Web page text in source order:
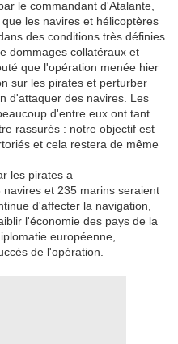
le commandant d'Atalante,
les navires et hélicoptères
des conditions très définies
dommages collatéraux et
que l'opération menée hier
sur les pirates et perturber
d'attaquer des navires. Les
d'entre eux ont tant
rassurés : notre objectif est
et cela restera de même
les pirates a
et 235 marins seraient
d'affecter la navigation,
l'économie des pays de la
européenne,
de l'opération.